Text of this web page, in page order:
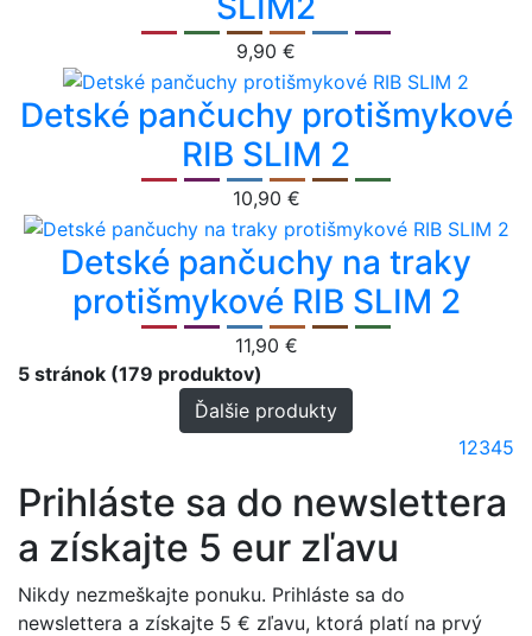
9,90 €
Detské pančuchy protišmykové
RIB SLIM 2
10,90 €
Detské pančuchy na traky
protišmykové RIB SLIM 2
11,90 €
5 stránok (179 produktov)
Ďalšie produkty
12345
Prihláste sa do newslettera
a získajte 5 eur zľavu
Nikdy nezmeškajte ponuku. Prihláste sa do
newslettera a získajte 5 € zľavu, ktorá platí na prvý